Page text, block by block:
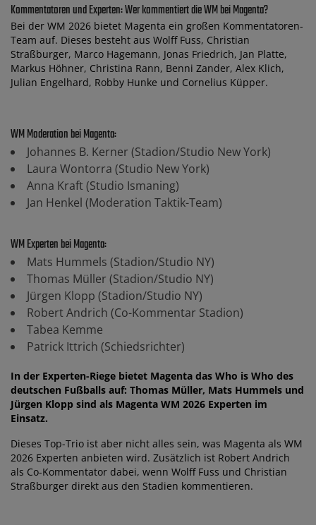
Kommentatoren und Experten: Wer kommentiert die WM bei Magenta?
Bei der WM 2026 bietet Magenta ein großen Kommentatoren-
Team auf. Dieses besteht aus Wolff Fuss, Christian
Straßburger, Marco Hagemann, Jonas Friedrich, Jan Platte,
Markus Höhner, Christina Rann, Benni Zander, Alex Klich,
Julian Engelhard, Robby Hunke und Cornelius Küpper.
WM Moderation bei Magenta:
Johannes B. Kerner (Stadion/Studio New York)
Laura Wontorra (Studio New York)
Anna Kraft (Studio Ismaning)
Jan Henkel (Moderation Taktik-Team)
WM Experten bei Magenta:
Mats Hummels (Stadion/Studio NY)
Thomas Müller (Stadion/Studio NY)
Jürgen Klopp (Stadion/Studio NY)
Robert Andrich (Co-Kommentar Stadion)
Tabea Kemme
Patrick Ittrich (Schiedsrichter)
In der Experten-Riege bietet Magenta das Who is Who des
deutschen Fußballs auf: Thomas Müller, Mats Hummels und
Jürgen Klopp sind als Magenta WM 2026 Experten im
Einsatz.
Dieses Top-Trio ist aber nicht alles sein, was Magenta als WM
2026 Experten anbieten wird. Zusätzlich ist Robert Andrich
als Co-Kommentator dabei, wenn Wolff Fuss und Christian
Straßburger direkt aus den Stadien kommentieren.